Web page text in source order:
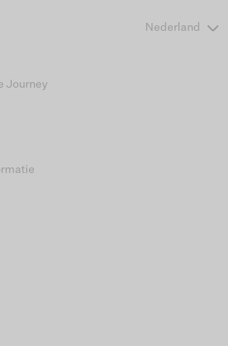
Journey
Nederland